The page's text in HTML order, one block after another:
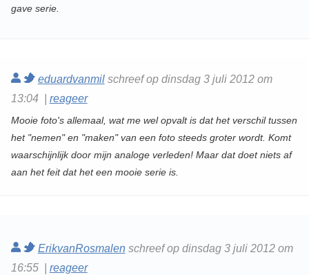
gave serie.
eduardvanmilschreef op dinsdag 3 juli 2012 om
13:04 | reageer
Mooie foto's allemaal, wat me wel opvalt is dat het verschil tussen
het "nemen" en "maken" van een foto steeds groter wordt. Komt
waarschijnlijk door mijn analoge verleden! Maar dat doet niets af
aan het feit dat het een mooie serie is.
ErikvanRosmalenschreef op dinsdag 3 juli 2012 om
16:55 | reageer